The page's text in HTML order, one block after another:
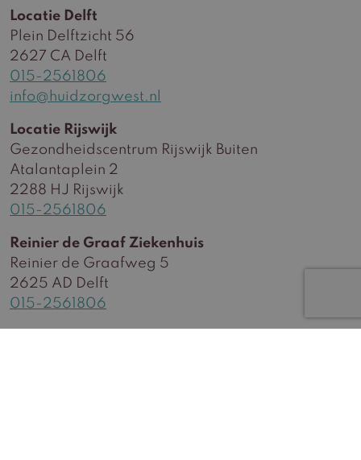
Locatie Delft
Plein Delftzicht 56
2627 CA Delft
015-2561806
info@huidzorgwest.nl
Locatie Rijswijk
Gezondheidscentrum Rijswijk Buiten
Atalantaplein 2
2288 HJ Rijswijk
015-2561806
Reinier de Graaf Ziekenhuis
Reinier de Graafweg 5
2625 AD Delft
015-2561806